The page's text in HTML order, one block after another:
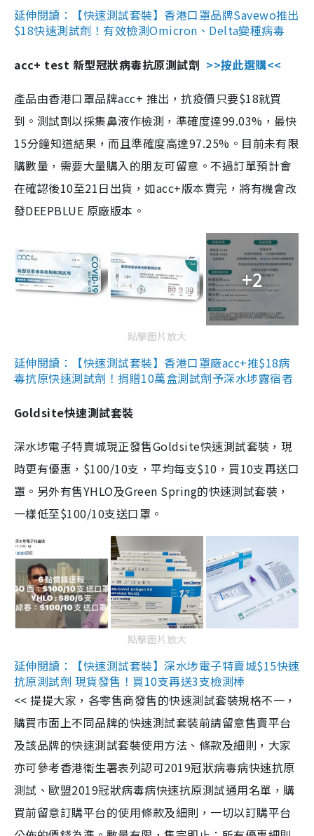
延伸閱讀：【快速測試套裝】香港口罩品牌Savewo推出
$18快速測試劑！有效檢測Omicron、Delta變種病毒
acc+ test 新型冠狀病毒抗原測試劑 >>按此選購<<
產品由香港口罩品牌acc+ 推出，抗疫價只要$18就買
到。測試劑以採集鼻液作檢測，準確度達99.03%，最快
15分鐘知道結果，而且準確度高達97.25%。目前未有限
購數量，需要大量購入的朋友可留意。不過訂單預計會
在確認後10至21日出貨，如acc+版本賣完，將有機會改
發DEEPBLUE 原廠版本。
+2
點擊圖片放大
延伸閱讀：【快速測試套裝】香港口罩廠acc+推$18病
毒抗原快速測試劑！捐贈10萬盒測試劑予深水埗露宿者
Goldsite快速測試套裝
深水埗電子特賣城現正發售Goldsite快速測試套裝，現
時更有優惠，$100/10支，平均每支$10，買10支再送口
罩。另外有售YHLO及Green Spring的快速測試套裝，
一樣低至$100/10支送口罩。
點擊圖片放大
延伸閱讀：【快速測試套裝】深水埗電子特賣城$15快速
抗原測試劑 現貨發售！買10支再送3支檢測棒
<< 提提大家，各零售商發售的快速測試套裝規格不一，
購買市面上不同品牌的快速測試套裝前請留意售賣平台
及該品牌的快速測試套裝使用方法、條款及細則，大家
亦可參考香港衞生署表列認可2019冠狀病毒病快速抗原
測試、歐盟2019冠狀病毒病快速抗原測試通用名單，購
買前留意訂購平台的使用條款及細則，一切以訂購平台